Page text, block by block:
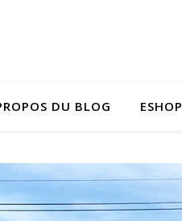
DU BLOG ESHOP